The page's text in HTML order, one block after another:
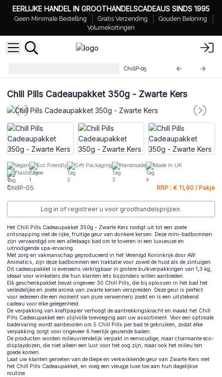
EERLIJKE HANDEL IN GROOTHANDELSCADEAUS SINDS 1995
Geen Minimale Bestelling Gratis Verzending
Gouden Beloning
Volumekortingen
ChillP-05
Chill Pills Cadeaupakket 350g - Zwarte Kers
Vegan Eco Friendly Gift Packaging Handmade
Made In UK
Plastic Free
ChillP-05 RRP : € 11,90 / Pakje
Log in of registreer u voor groothandelsprijzen.
Het Chill Pills Cadeaupakket 350g - Zwarte Kers nodigt uit tot een zoete
ontsnapping met de rijke, fruitige geur van donkere kersen. Deze mini-badbommen
zijn vervaardigd om een alledaags bad om te toveren in een luxueuze en
uitnodigende spa-ervaring.
Met zorg en vakmanschap geproduceerd in het Verenigd Koninkrijk door AW
Aromatics, zijn deze badbommen een traktatie voor zowel de huid als de zintuigen.
Dit cadeaupakket is eveneens verkrijgbaar in grotere bulkverpakkingen van 1,3 kg,
ideaal voor winkeliers die hun klanten iets bijzonders willen aanbieden.
Elk geschenkpakket bevat ongeveer 30 Chill Pills, die bij oplossen in het bad het
verleidelijke en zoete aroma van zwarte kersen verspreiden. Deze geur is perfect
voor iedereen die een moment van pure verwennerij zoekt en is een uitstekend
cadeau voor elke gelegenheid.
De verpakking van kraftpapier verhoogt de aantrekkingskracht en maakt het Chill
Pills Cadeaupakket een stijlvolle toevoeging aan uw assortiment. Voor een optimale
badervaring wordt aanbevolen om 5 Chill Pills per bad te gebruiken, zodat elke
verpakking zorgt voor ongeveer 6 heerlijk geurende baden.
De producten worden milieuvriendelijk verpakt in eenvoudige, maar charmante eco-
displaydozen, die niet alleen een lust voor het oog zijn, maar ook het milieu ten
goede komen.
Laat uw klanten genieten van de diepe en verkwikkende geur van Zwarte Kers met
het Chill Pills Cadeaupakket, en voeg een vleugje luxe toe aan hun dagelijkse
routine.